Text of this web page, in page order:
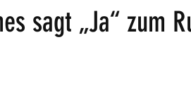
sagt „Ja“ zum